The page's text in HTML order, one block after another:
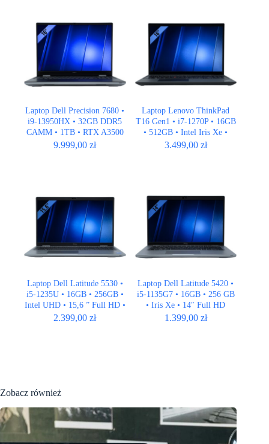
Laptop Dell Precision 7680 •
i9-13950HX • 32GB DDR5
CAMM • 1TB • RTX A3500
Ada 12GB • 16″ FHD+
9.999,00zł
Laptop Lenovo ThinkPad
T16 Gen1 • i7-1270P • 16GB
• 512GB • Intel Iris Xe •
QWERTY US • 16″ Full
3.499,00 zł
Laptop Dell Latitude 5530 •
i5-1235U • 16GB • 256GB •
Intel UHD • 15,6 ” Full HD •
QWERTY US
2.399,00zł
Laptop Dell Latitude 5420 •
i5-1135G7 • 16GB • 256 GB
• Iris Xe • 14″ Full HD
1.399,00 zł
Zobacz również